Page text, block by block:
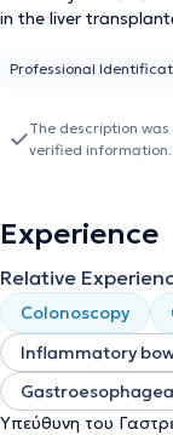
in the liver
thetahealing. She is
department of the
with the general
spectrum of
each patient's
Professional
The description
verified information.
Experience
Relative
Colonoscopy
Inflammatory
Υπεύθυνη του